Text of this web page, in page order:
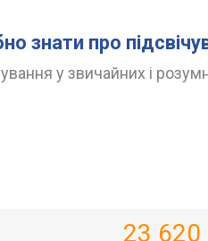
знати про
у звичайних і
23 620